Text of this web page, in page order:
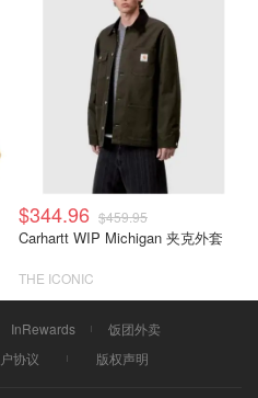
$344.96 $459.95
Carhartt WIP Michigan 夹克外套
THE ICONIC
InRewards
饭团外卖
协议 版权声明